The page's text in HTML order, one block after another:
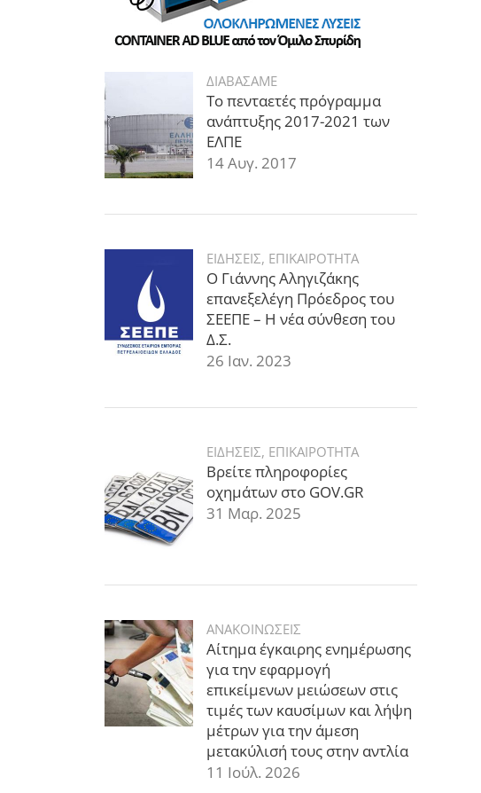
ΔΙΑΒΑΣΑΜΕ
Το πενταετές πρόγραμμα
ανάπτυξης 2017-2021 των
ΕΛΠΕ
14 Αυγ. 2017
ΕΙΔΗΣΕΙΣ, ΕΠΙΚΑΙΡΟΤΗΤΑ
Ο Γιάννης Αληγιζάκης
επανεξελέγη Πρόεδρος του
ΣΕΕΠΕ – Η νέα σύνθεση του
Δ.Σ.
26 Ιαν. 2023
ΕΙΔΗΣΕΙΣ, ΕΠΙΚΑΙΡΟΤΗΤΑ
Βρείτε πληροφορίες
οχημάτων στο GOV.GR
31 Μαρ. 2025
ΑΝΑΚΟΙΝΩΣΕΙΣ
Αίτημα έγκαιρης ενημέρωσης
για την εφαρμογή
επικείμενων μειώσεων στις
τιμές των καυσίμων και λήψη
μέτρων για την άμεση
μετακύλισή τους στην αντλία
11 Ιούλ. 2026